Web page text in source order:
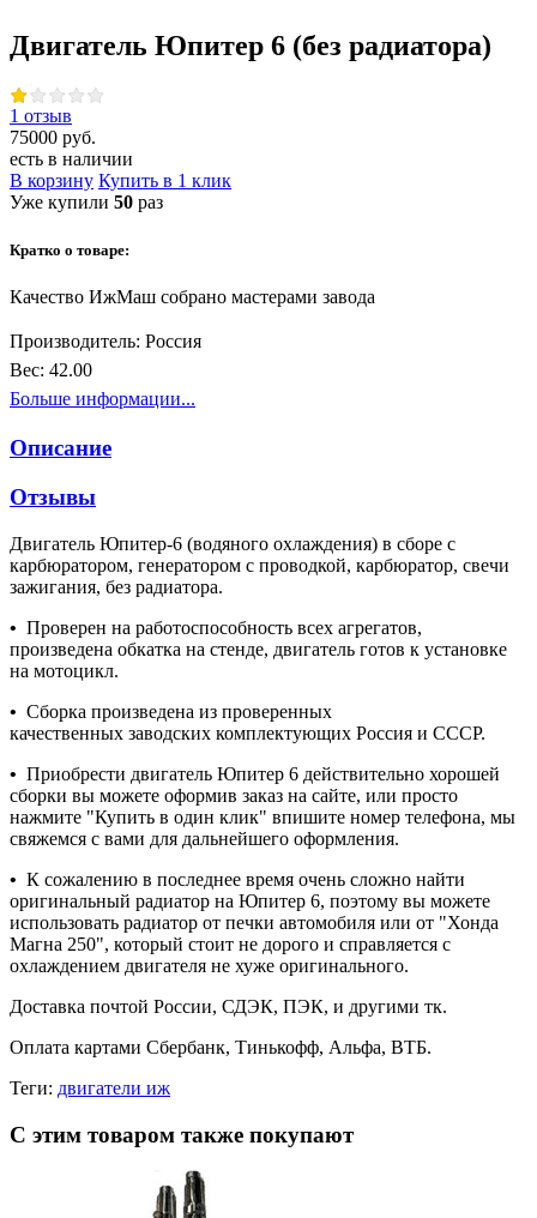
Двигатель Юпитер 6 (без радиатора)
1 отзыв
75000 руб.
есть в наличии
В корзину Купить в 1 клик
Уже купили 50 раз
Кратко о товаре:
Качество ИжМаш собрано мастерами завода
Производитель: Россия
Вес: 42.00
Больше информации...
Описание
Отзывы
Двигатель Юпитер-6 (водяного охлаждения) в сборе с
карбюратором, генератором с проводкой, карбюратор, свечи
зажигания, без радиатора.
• Проверен на работоспособность всех агрегатов,
произведена обкатка на стенде, двигатель готов к установке
на мотоцикл.
• Сборка произведена из проверенных
качественных заводских комплектующих Россия и СССР.
• Приобрести двигатель Юпитер 6 действительно хорошей
сборки вы можете оформив заказ на сайте, или просто
нажмите "Купить в один клик" впишите номер телефона, мы
свяжемся с вами для дальнейшего оформления.
• К сожалению в последнее время очень сложно найти
оригинальный радиатор на Юпитер 6, поэтому вы можете
использовать радиатор от печки автомобиля или от "Хонда
Магна 250", который стоит не дорого и справляется с
охлаждением двигателя не хуже оригинального.
Доставка почтой России, СДЭК, ПЭК, и другими тк.
Оплата картами Сбербанк, Тинькофф, Альфа, ВТБ.
Теги: двигатели иж
С этим товаром также покупают